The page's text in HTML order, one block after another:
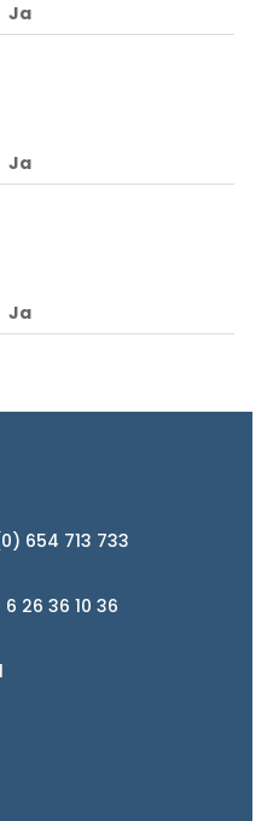
Ja
Ja
Ja
654 713 733
6 26 36 10 36